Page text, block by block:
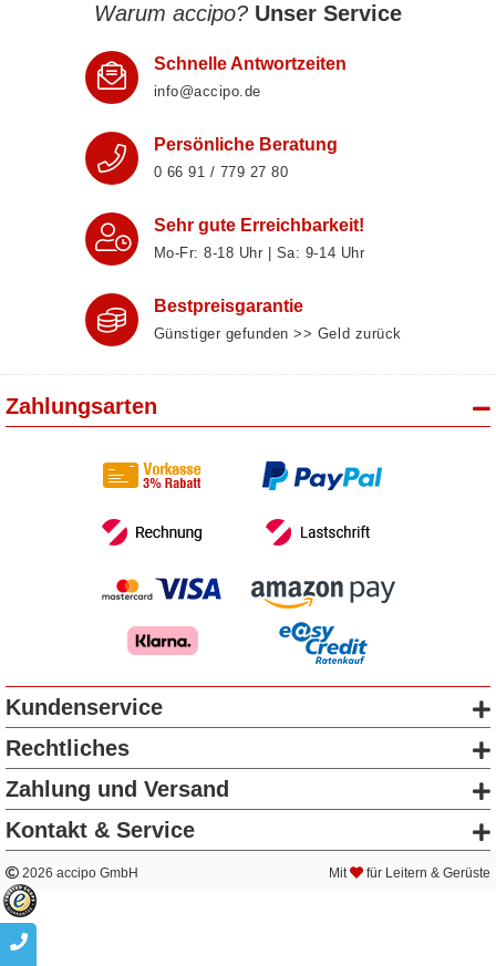
Warum accipo? Unser Service
Schnelle Antwortzeiten
info@accipo.de
Persönliche Beratung
0 66 91 / 779 27 80
Sehr gute Erreichbarkeit!
Mo-Fr: 8‑18 Uhr | Sa: 9‑14 Uhr
Bestpreisgarantie
Günstiger gefunden >> Geld zurück
Zahlungsarten
Kundenservice
Rechtliches
Zahlung und Versand
Kontakt & Service
2026 accipo GmbH Mit für Leitern & Gerüste